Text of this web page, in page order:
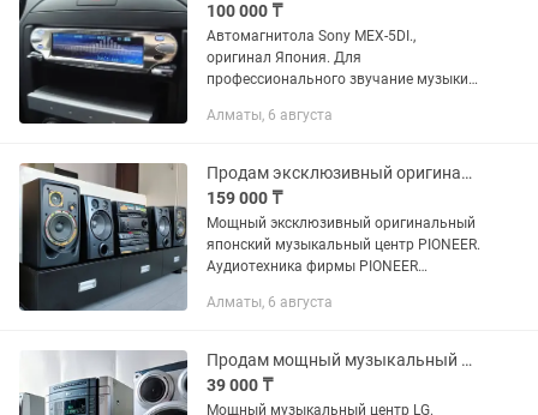
100 000 ₸
Автомагнитола Sony MEX-5DI.,
оригинал Япония. Для
профессионального звучание музыки.
и так дешево. Такого в КЗ не найдете.
Алматы, 6 августа
Продам эксклюзивный оригинальный японский музыкальный центр Pioneer
159 000 ₸
Мощный эксклюзивный оригинальный
японский музыкальный центр PIONEER.
Аудиотехника фирмы PIONEER
звучания и надежностью, поэтому
пользуется...
Алматы, 6 августа
Продам мощный музыкальный центр LG, с функцией караоке, колонка
39 000 ₸
Мощный музыкальный центр LG.